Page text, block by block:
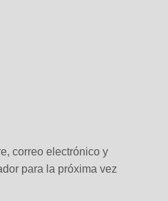
correo electrónico y
para la próxima vez